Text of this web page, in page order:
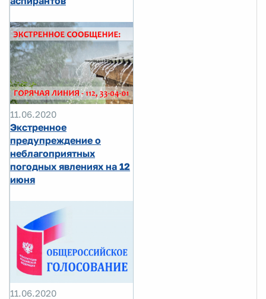
11.06.2020
Экстренное
предупреждение о
неблагоприятных
погодных явлениях на 12
июня
11.06.2020